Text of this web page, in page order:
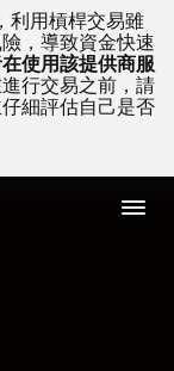
利用槓桿交易雖
，導致資金快速
使用該提供商服
行交易之前，請
細評估自己是否